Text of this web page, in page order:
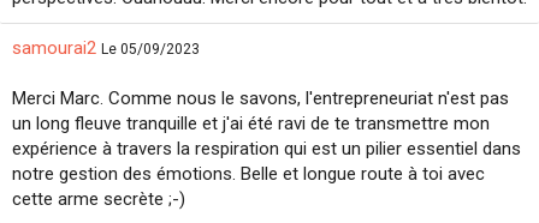
samourai2 Le 05/09/2023
Merci Marc. Comme nous le savons, l'entrepreneuriat n'est pas
un long fleuve tranquille et j'ai été ravi de te transmettre mon
expérience à travers la respiration qui est un pilier essentiel dans
notre gestion des émotions. Belle et longue route à toi avec
cette arme secrète ;-)